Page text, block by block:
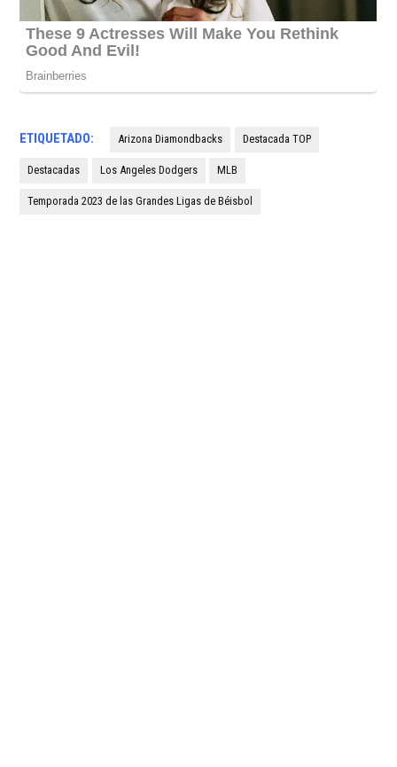
ETIQUETADO: Arizona Diamondbacks Destacada TOP
Destacadas Los Angeles Dodgers MLB
Temporada 2023 de las Grandes Ligas de Béisbol